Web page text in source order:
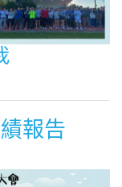
報告